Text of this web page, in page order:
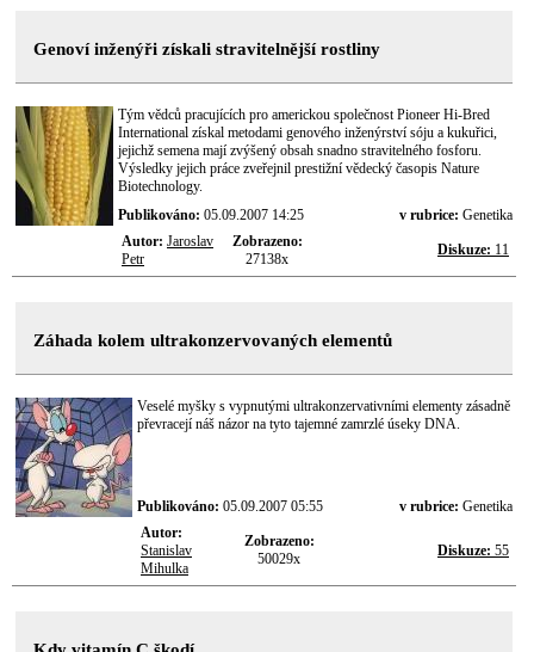
Genoví inženýři získali stravitelnější rostliny
Tým vědců pracujících pro americkou společnost Pioneer Hi-Bred
International získal metodami genového inženýrství sóju a kukuřici,
jejichž semena mají zvýšený obsah snadno stravitelného fosforu.
Výsledky jejich práce zveřejnil prestižní vědecký časopis Nature
Biotechnology.
Publikováno: 05.09.2007 14:25 v rubrice: Genetika
Autor: Jaroslav
Petr
Zobrazeno:
27138x
Diskuze: 11
Záhada kolem ultrakonzervovaných elementů
Veselé myšky s vypnutými ultrakonzervativními elementy zásadně
převracejí náš názor na tyto tajemné zamrzlé úseky DNA.
Publikováno: 05.09.2007 05:55 v rubrice: Genetika
Autor:
Stanislav
Mihulka
Zobrazeno:
50029x
Diskuze: 55